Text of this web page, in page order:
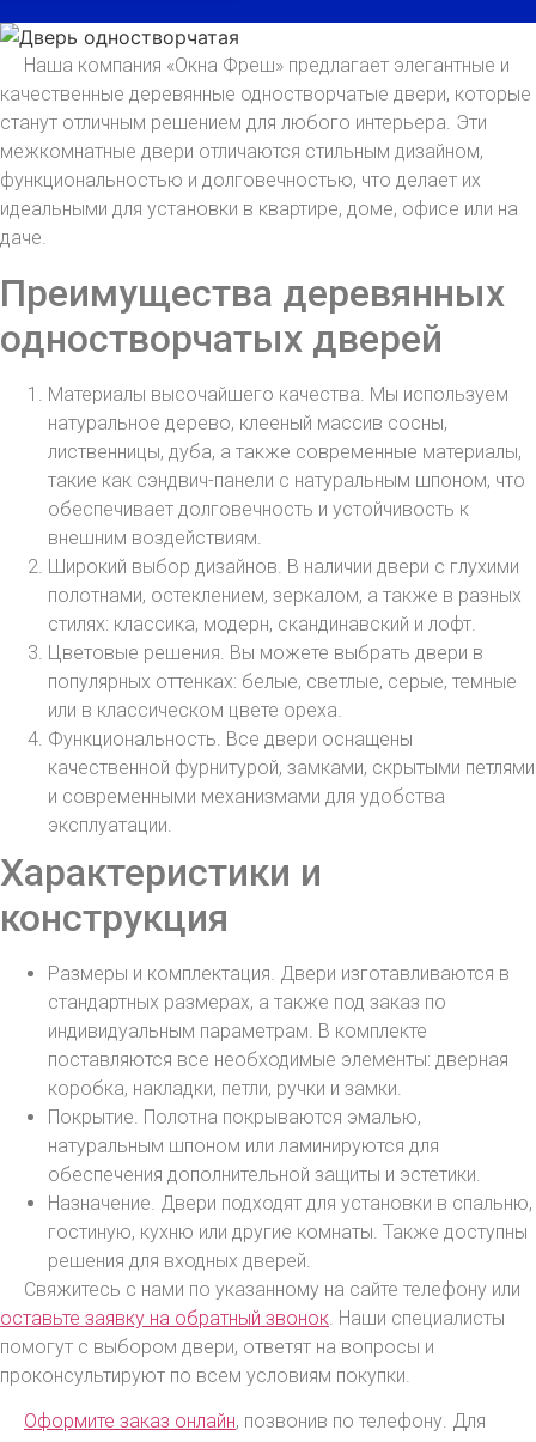
Наша компания «Окна Фреш» предлагает элегантные и
качественные деревянные одностворчатые двери, которые
станут отличным решением для любого интерьера. Эти
межкомнатные двери отличаются стильным дизайном,
функциональностью и долговечностью, что делает их
идеальными для установки в квартире, доме, офисе или на
даче.
Преимущества деревянных
одностворчатых дверей
Материалы высочайшего качества. Мы используем
натуральное дерево, клееный массив сосны,
лиственницы, дуба, а также современные материалы,
такие как сэндвич-панели с натуральным шпоном, что
обеспечивает долговечность и устойчивость к
внешним воздействиям.
Широкий выбор дизайнов. В наличии двери с глухими
полотнами, остеклением, зеркалом, а также в разных
стилях: классика, модерн, скандинавский и лофт.
Цветовые решения. Вы можете выбрать двери в
популярных оттенках: белые, светлые, серые, темные
или в классическом цвете ореха.
Функциональность. Все двери оснащены
качественной фурнитурой, замками, скрытыми петлями
и современными механизмами для удобства
эксплуатации.
Характеристики и
конструкция
Размеры и комплектация. Двери изготавливаются в
стандартных размерах, а также под заказ по
индивидуальным параметрам. В комплекте
поставляются все необходимые элементы: дверная
коробка, накладки, петли, ручки и замки.
Покрытие. Полотна покрываются эмалью,
натуральным шпоном или ламинируются для
обеспечения дополнительной защиты и эстетики.
Назначение. Двери подходят для установки в спальню,
гостиную, кухню или другие комнаты. Также доступны
решения для входных дверей.
Свяжитесь с нами по указанному на сайте телефону или
оставьте заявку на обратный звонок . Наши специалисты
помогут с выбором двери, ответят на вопросы и
проконсультируют по всем условиям покупки.
Оформите заказ онлайн, позвонив по телефону. Для